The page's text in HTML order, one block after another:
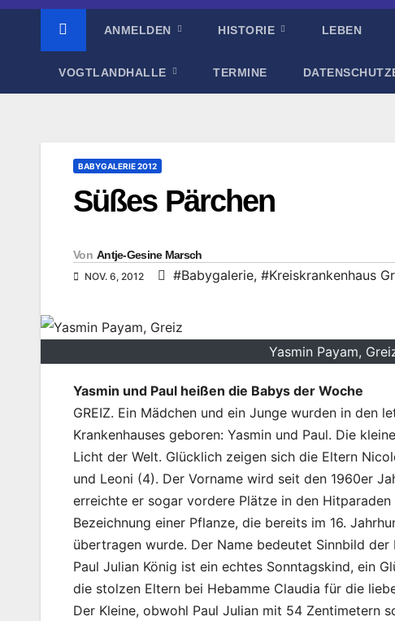
ANMELDEN HISTORIE LEBEN
VOGTLANDHALLE TERMINE
BABYGALERIE 2012
Süßes Pärchen
Von Antje-Gesine Marsch
NOV. 6, 2012 #Babygalerie, #Kreiskrankenhaus
Yasmin Payam,
Yasmin und Paul heißen die Babys der Woche
GREIZ. Ein Mädchen und ein Junge wurden in den
Krankenhauses geboren: Yasmin und Paul. Die
Licht der Welt. Glücklich zeigen sich die Eltern
und Leoni (4). Der Vorname wird seit den 1960er
erreichte er sogar vordere Plätze in den
Bezeichnung einer Pflanze, die bereits im 16.
übertragen wurde. Der Name bedeutet Sinnbild
Paul Julian König ist ein echtes Sonntagskind, ein
die stolzen Eltern bei Hebamme Claudia für die
Der Kleine, obwohl Paul Julian mit 54 Zentimetern